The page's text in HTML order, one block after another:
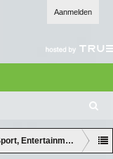
Aanmelden
oe
ke
n
Entertainment en